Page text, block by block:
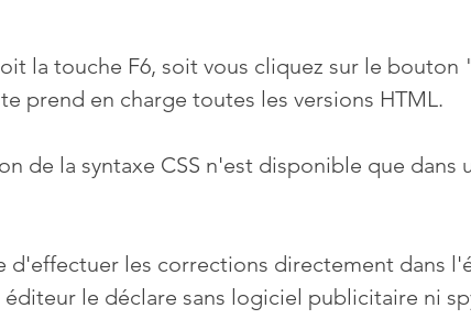
la touche F6, soit vous cliquez sur le bouton
prend en charge toutes les versions HTML.
de la syntaxe CSS n'est disponible que dans
d'effectuer les corrections directement dans
le déclare sans logiciel publicitaire ni